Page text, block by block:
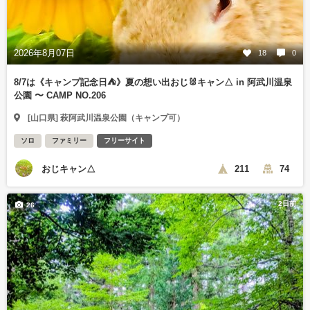
2026年8月07日 18 0
8/7は《キャンプ記念日⛺️》夏の想い出おじ🐰キャン△ in 阿武川温泉
公園 〜 CAMP NO.206
[山口県] 萩阿武川温泉公園（キャンプ可）
ソロ ファミリー フリーサイト
おじキャン△ 211 74
2日前
26